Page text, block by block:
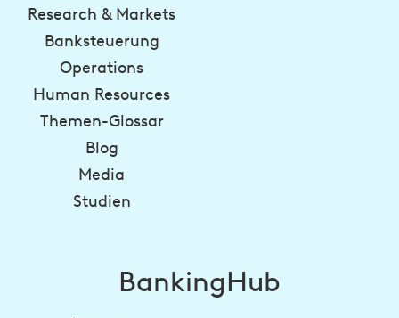
Research & Markets
Banksteuerung
Operations
Human Resources
Themen-Glossar
Blog
Media
Studien
BankingHub